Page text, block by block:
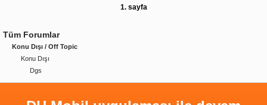
1. sayfa
Tüm Forumlar
Konu Dışı / Off Topic
Konu Dışı
Dgs